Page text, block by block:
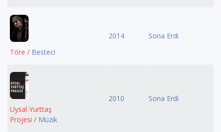
Töre / Besteci
2014 Sona Erdi
Uysal Yurttaş
Projesi / Müzik
2010 Sona Erdi